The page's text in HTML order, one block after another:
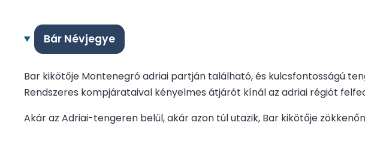
Bár Névjegye
Bar kikötője Montenegró adriai partján található, és kulcsfontosságú
Rendszeres kompjárataival kényelmes átjárót kínál az adriai régiót
Akár az Adriai-tengeren belül, akár azon túl utazik, Bar kikötője